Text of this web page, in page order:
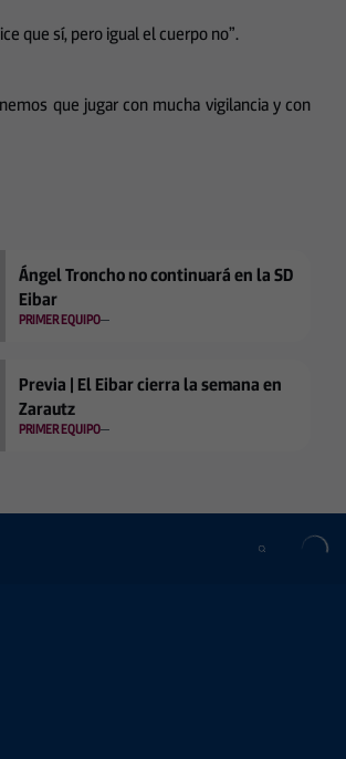
que sí, pero igual el cuerpo no”.
que jugar con mucha vigilancia y con
Ángel Troncho no continuará en la SD
Eibar
PRIMER EQUIPO
Previa | El Eibar cierra la semana en
Zarautz
PRIMER EQUIPO